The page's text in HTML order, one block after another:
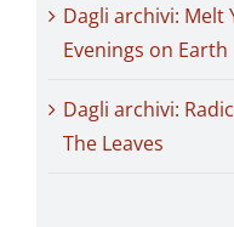
Dagli archivi: Melt
Evenings on Earth
Dagli archivi:
The Leaves